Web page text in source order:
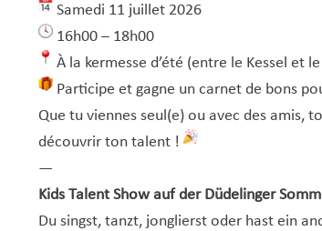
Samedi 11 juillet 2026
16h00 – 18h00
À la kermesse d’été (entre le Kessel et
Participe et gagne un carnet de bons
Que tu viennes seul(e) ou avec des amis,
découvrir ton talent !
—
Kids Talent Show auf der Düdelinger
Du singst, tanzt, jonglierst oder hast ein